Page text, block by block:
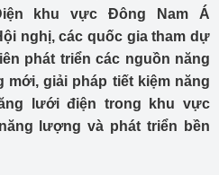
khu vực Đông Nam Á
nghị, các quốc gia tham dự
phát triển các nguồn năng
mới, giải pháp tiết kiệm năng
lưới điện trong khu vực
lượng và phát triển bền